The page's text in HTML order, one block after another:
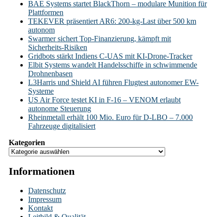
BAE Systems startet BlackThorn – modulare Munition für
Plattformen
TEKEVER präsentiert AR6: 200-kg-Last über 500 km
autonom
Swarmer sichert Top-Finanzierung, kämpft mit
Sicherheits-Risiken
Gridbots stärkt Indiens C-UAS mit KI-Drone-Tracker
Elbit Systems wandelt Handelsschiffe in schwimmende
Drohnenbasen
L3Harris und Shield AI führen Flugtest autonomer EW-
Systeme
US Air Force testet KI in F-16 – VENOM erlaubt
autonome Steuerung
Rheinmetall erhält 100 Mio. Euro für D-LBO – 7.000
Fahrzeuge digitalisiert
Kategorien
Informationen
Datenschutz
Impressum
Kontakt